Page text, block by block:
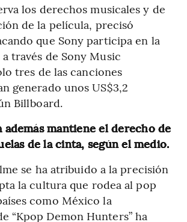
los derechos musicales y de
de la película, precisó
que Sony participa en la
través de Sony Music
tres de las canciones
generado unos US$3,2
Billboard.
además mantiene el derecho de
de la cinta, según el medio.
se ha atribuido a la precisión
la cultura que rodea al pop
como México la
“Kpop Demon Hunters” ha